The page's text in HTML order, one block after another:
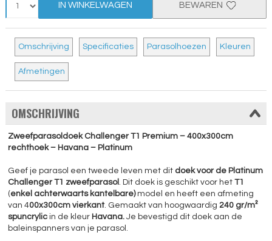
IN WINKELWAGEN BEWAREN
Omschrijving Specificaties Parasolhoezen Kleuren
Afmetingen
OMSCHRIJVING
Zweefparasoldoek Challenger T1 Premium – 400x300cm
rechthoek – Havana – Platinum
Geef je parasol een tweede leven met dit doek voor de Platinum
Challenger T1 zweefparasol . Dit doek is geschikt voor hetT1
(enkel achterwaarts kantelbare)model en heeft een afmeting
van 400x300cm vierkant. Gemaakt van hoogwaardig 240 gr/m²
spuncrylic in de kleur Havana.Je bevestigd dit doek aan de
baleinspanners van je parasol.